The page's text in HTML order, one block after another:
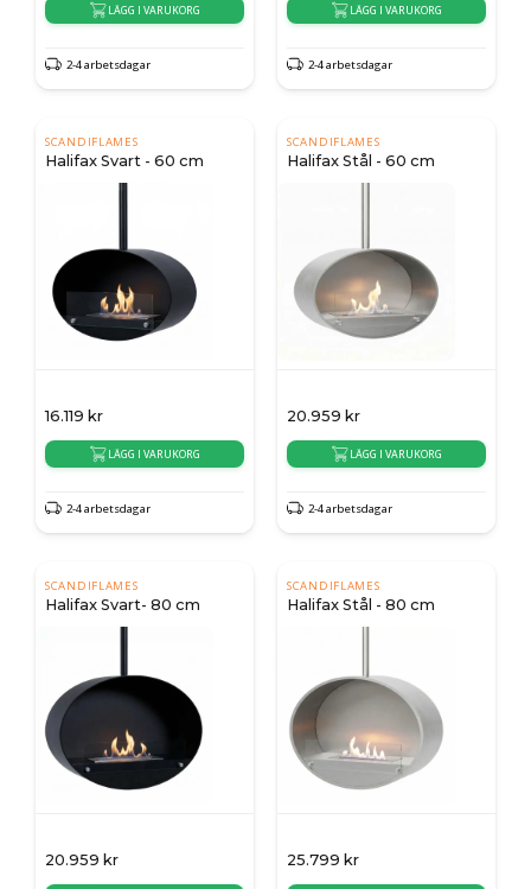
LÄGG I VARUKORG
2-4 arbetsdagar
LÄGG I VARUKORG
2-4 arbetsdagar
SCANDIFLAMES
Halifax Svart - 60 cm
16.119 kr
LÄGG I VARUKORG
2-4 arbetsdagar
SCANDIFLAMES
Halifax Stål - 60 cm
20.959 kr
LÄGG I VARUKORG
2-4 arbetsdagar
SCANDIFLAMES
Halifax Svart- 80 cm
20.959 kr
SCANDIFLAMES
Halifax Stål - 80 cm
25.799 kr